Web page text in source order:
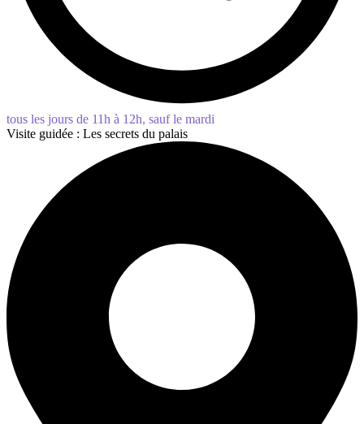
tous les jours de 11h à 12h, sauf le mardi
Visite guidée : Les secrets du palais